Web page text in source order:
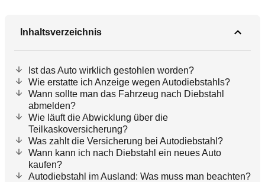
Inhaltsverzeichnis
Ist das Auto wirklich gestohlen worden?
Wie erstatte ich Anzeige wegen Autodiebstahls?
Wann sollte man das Fahrzeug nach Diebstahl
abmelden?
Wie läuft die Abwicklung über die
Teilkaskoversicherung?
Was zahlt die Versicherung bei Autodiebstahl?
Wann kann ich nach Diebstahl ein neues Auto
kaufen?
Autodiebstahl im Ausland: Was muss man beachten?